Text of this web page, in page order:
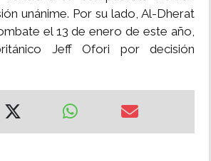
unánime. Por su lado, Al-Dherat
el 13 de enero de este año,
Jeff Ofori por decisión